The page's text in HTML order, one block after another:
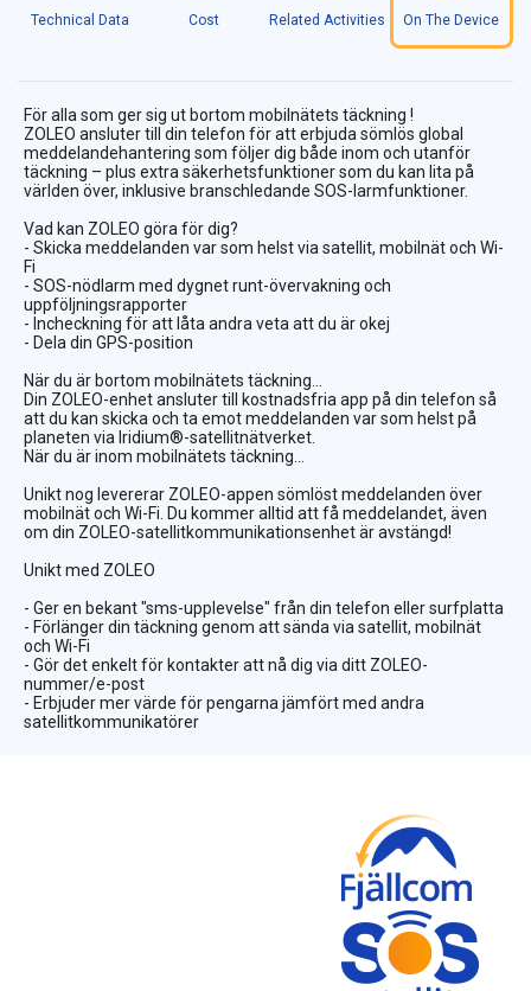
Technical Data Cost Related Activities On The Device
För alla som ger sig ut bortom mobilnätets täckning !
ZOLEO ansluter till din telefon för att erbjuda sömlös global
meddelandehantering som följer dig både inom och utanför
täckning – plus extra säkerhetsfunktioner som du kan lita på
världen över, inklusive branschledande SOS-larmfunktioner.
Vad kan ZOLEO göra för dig?
- Skicka meddelanden var som helst via satellit, mobilnät och Wi-
Fi
- SOS-nödlarm med dygnet runt-övervakning och
uppföljningsrapporter
- Incheckning för att låta andra veta att du är okej
- Dela din GPS-position
När du är bortom mobilnätets täckning...
Din ZOLEO-enhet ansluter till kostnadsfria app på din telefon så
att du kan skicka och ta emot meddelanden var som helst på
planeten via Iridium®-satellitnätverket.
När du är inom mobilnätets täckning...
Unikt nog levererar ZOLEO-appen sömlöst meddelanden över
mobilnät och Wi-Fi. Du kommer alltid att få meddelandet, även
om din ZOLEO-satellitkommunikationsenhet är avstängd!
Unikt med ZOLEO
- Ger en bekant "sms-upplevelse" från din telefon eller surfplatta
- Förlänger din täckning genom att sända via satellit, mobilnät
och Wi-Fi
- Gör det enkelt för kontakter att nå dig via ditt ZOLEO-
nummer/e-post
- Erbjuder mer värde för pengarna jämfört med andra
satellitkommunikatörer